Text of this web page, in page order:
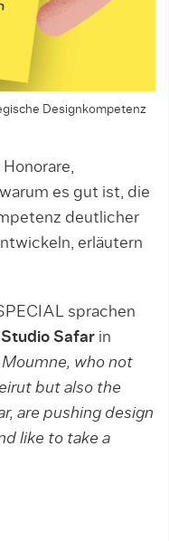
Designkompetenz
es gut ist, die
deutlicher
erläutern
sprachen
Studio Safar in
who not
but also the
are pushing design
like to take a